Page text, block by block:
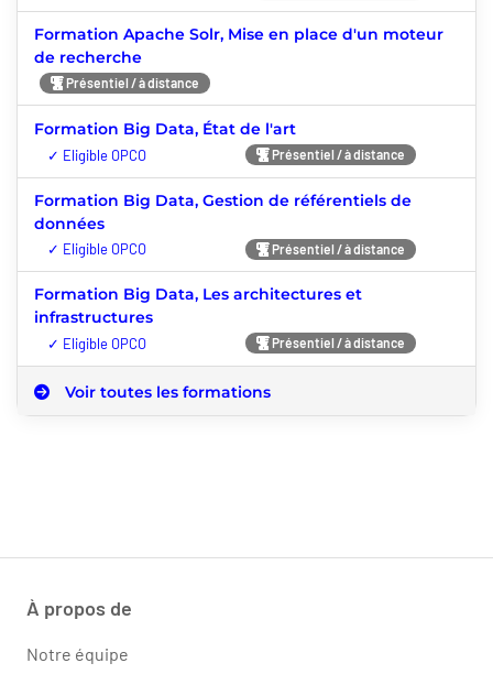
Formation Apache Solr, Mise en place d'un moteur
de recherche
Présentiel / à distance
Formation Big Data, État de l'art
Présentiel / à distance
Formation Big Data, Gestion de référentiels de
données
Présentiel / à distance
Formation Big Data, Les architectures et
infrastructures
Présentiel / à distance
Voir toutes les formations
À propos de
Notre équipe